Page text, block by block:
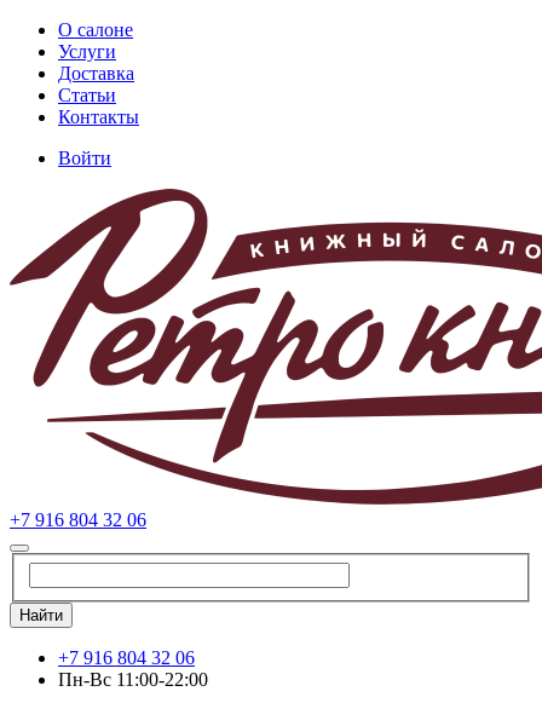
Перейти
основному
содержанию
Основная
навигация
О салоне
Услуги
Доставка
Статьи
Контакты
учётной
записи
пользователя
Войти
+7 916 804 32 06
Найти
+7 916 804 32 06
Пн-Вс 11:00-22:00